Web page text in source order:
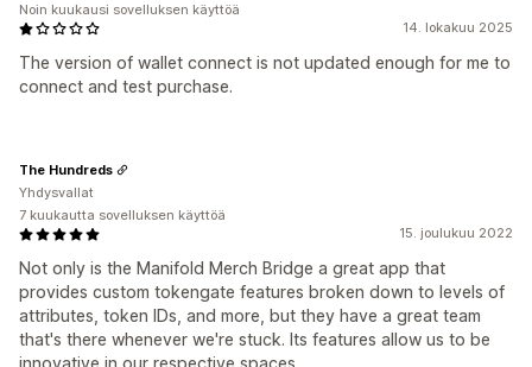
14. lokakuu 2025
The version of wallet connect is not updated enough for me to
connect and test purchase.
Noin kuukausi sovelluksen käyttöä
15. joulukuu 2022
Not only is the Manifold Merch Bridge a great app that
provides custom tokengate features broken down to levels of
attributes, token IDs, and more, but they have a great team
that's there whenever we're stuck. Its features allow us to be
The Hundreds
Yhdysvallat
7 kuukautta sovelluksen käyttöä